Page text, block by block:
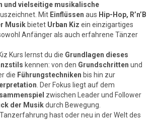
und vielseitige musikalische
Mit Einflüssen aus Hip-Hop, R’n’B
Musik bietet Urban Kiz ein einzigartiges
Anfänger als auch erfahrene Tänzer
Kurs lernst du die Grundlagen dieses
kennen: von den Grundschritten und
die Führungstechniken bis hin zur
. Der Fokus liegt auf dem
zwischen Leader und Follower
der Musikdurch Bewegung.
hast oder neu in der Welt des